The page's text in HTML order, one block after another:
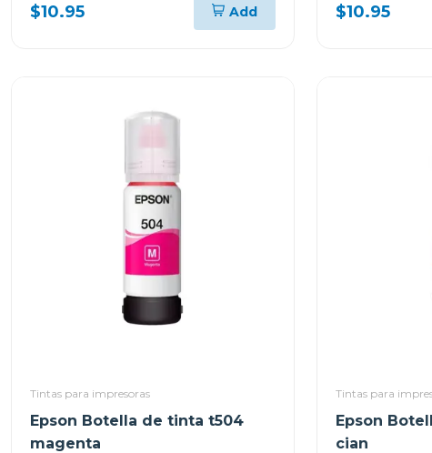
$10.95 Add $10.95
Tintas para impresoras
Epson Botella de tinta t504
magenta
Tintas para
Epson
cian